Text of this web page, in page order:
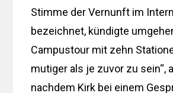
Stimme der Vernunft im
bezeichnet, kündigte
Campustour mit zehn
mutiger als je zuvor zu sein“,
nachdem Kirk bei einem